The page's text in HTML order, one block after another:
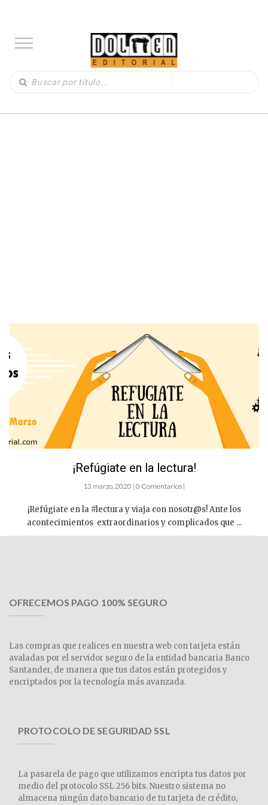
¡Refúgiate en la lectura!
13 marzo, 2020 | 0 Comentarios |
¡Refúgiate en la #lectura y viaja con nosotr@s! Ante los
acontecimientos extraordinarios y complicados que ...
OFRECEMOS PAGO 100% SEGURO
Las compras que realices en nuestra web con tarjeta están
avaladas por el servidor seguro de la entidad bancaria Banco
Santander, de manera que tus datos están protegidos y
encriptados por la tecnología más avanzada.
PROTOCOLO DE SEGURIDAD SSL
La pasarela de pago que utilizamos encripta tus datos por
medio del protocolo SSL 256 bits. Nuestro sistema no
almacena ningún dato bancario de tu tarjeta de crédito,